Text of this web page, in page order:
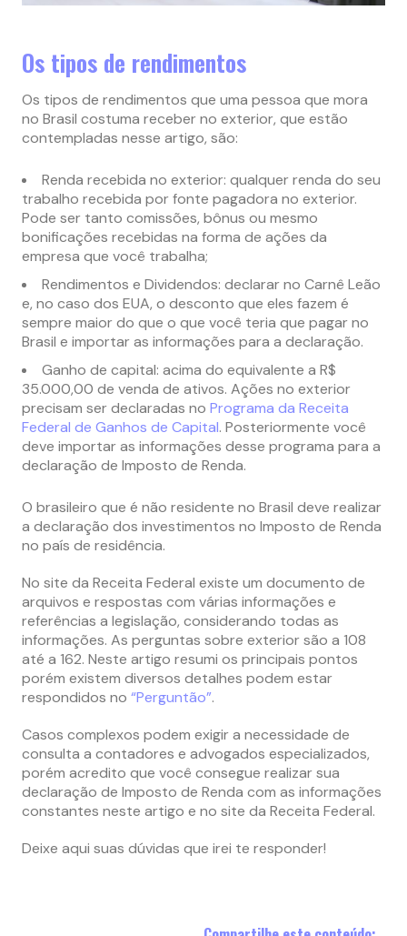
Os tipos de rendimentos
Os tipos de rendimentos que uma pessoa que mora
no Brasil costuma receber no exterior, que estão
contempladas nesse artigo, são:
Renda recebida no exterior: qualquer renda do seu
trabalho recebida por fonte pagadora no exterior.
Pode ser tanto comissões, bônus ou mesmo
bonificações recebidas na forma de ações da
empresa que você trabalha;
Rendimentos e Dividendos: declarar no Carnê Leão
e, no caso dos EUA, o desconto que eles fazem é
sempre maior do que o que você teria que pagar no
Brasil e importar as informações para a declaração.
Ganho de capital: acima do equivalente a R$
35.000,00 de venda de ativos. Ações no exterior
precisam ser declaradas no Programa da Receita
Federal de Ganhos de Capital. Posteriormente você
deve importar as informações desse programa para a
declaração de Imposto de Renda.
O brasileiro que é não residente no Brasil deve realizar
a declaração dos investimentos no Imposto de Renda
no país de residência.
No site da Receita Federal existe um documento de
arquivos e respostas com várias informações e
referências a legislação, considerando todas as
informações. As perguntas sobre exterior são a 108
até a 162. Neste artigo resumi os principais pontos
porém existem diversos detalhes podem estar
respondidos no “Perguntão”.
Casos complexos podem exigir a necessidade de
consulta a contadores e advogados especializados,
porém acredito que você consegue realizar sua
declaração de Imposto de Renda com as informações
constantes neste artigo e no site da Receita Federal.
Deixe aqui suas dúvidas que irei te responder!